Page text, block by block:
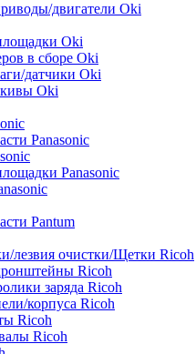
двигатели Oki
Oki
в сборе Oki
датчики Oki
Oki
Panasonic
Panasonic
Pantum
лезвия очистки/Щетки Ricoh
Ricoh
заряда Ricoh
корпуса Ricoh
Ricoh
Ricoh